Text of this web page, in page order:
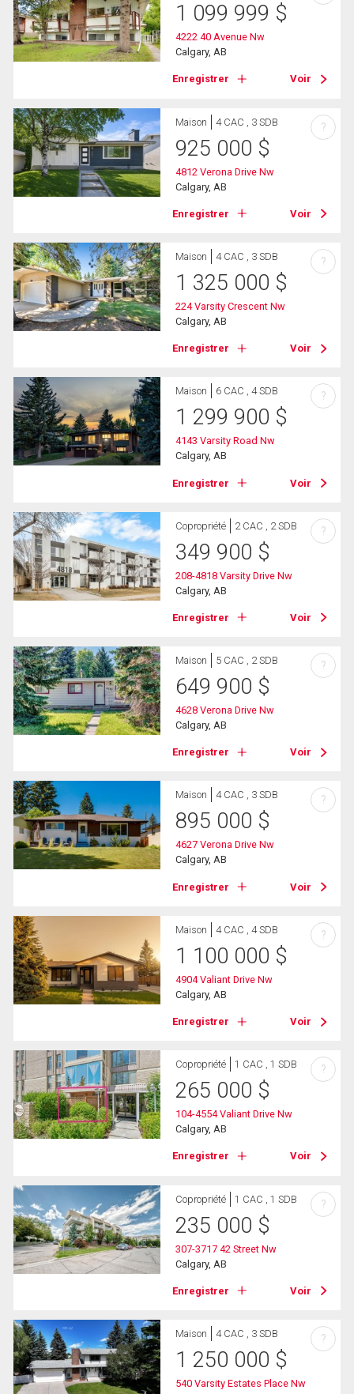
1 099 999 $
4222 40 Avenue Nw
Calgary, AB
Enregistrer Voir
Maison 4 CAC , 3 SDB
925 000 $
4812 Verona Drive Nw
Calgary, AB
Enregistrer Voir
?
Maison 4 CAC , 3 SDB
1 325 000 $
224 Varsity Crescent Nw
Calgary, AB
Enregistrer Voir
?
Maison 6 CAC , 4 SDB
1 299 900 $
4143 Varsity Road Nw
Calgary, AB
Enregistrer Voir
?
Copropriété 2 CAC , 2 SDB
349 900 $
208-4818 Varsity Drive Nw
Calgary, AB
Enregistrer Voir
?
Maison 5 CAC , 2 SDB
649 900 $
4628 Verona Drive Nw
Calgary, AB
Enregistrer Voir
?
Maison 4 CAC , 3 SDB
895 000 $
4627 Verona Drive Nw
Calgary, AB
Enregistrer Voir
?
Maison 4 CAC , 4 SDB
1 100 000 $
4904 Valiant Drive Nw
Calgary, AB
Enregistrer Voir
?
Copropriété 1 CAC , 1 SDB
265 000 $
104-4554 Valiant Drive Nw
Calgary, AB
Enregistrer Voir
?
Copropriété 1 CAC , 1 SDB
235 000 $
307-3717 42 Street Nw
Calgary, AB
Enregistrer Voir
?
Maison 4 CAC , 3 SDB
1 250 000 $
540 Varsity Estates Place Nw
?